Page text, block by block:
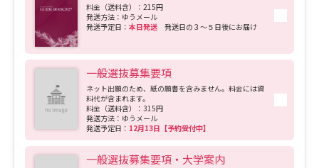
料金（送料含）：215円
発送方法：ゆうメール
発送予定日： 本日発送 発送日の３～５日後にお届け
一般選抜募集要項
ネット出願のため、紙の願書を含みません。料金には資
料代が含まれます。
料金（送料含）：315円
発送方法：ゆうメール
発送予定日： 12月13日【予約受付中】
一般選抜募集要項・大学案内